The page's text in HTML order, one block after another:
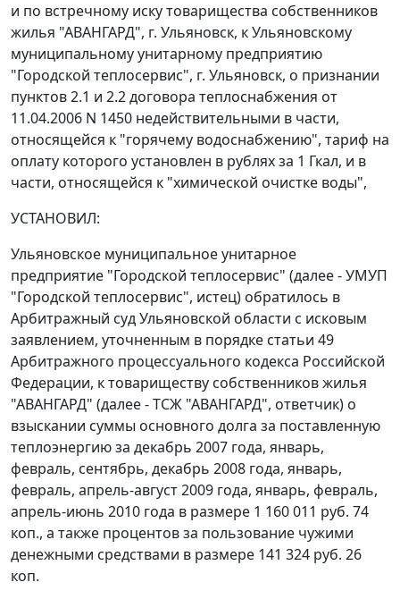
и по встречному иску товарищества собственников
жилья "АВАНГАРД", г. Ульяновск, к Ульяновскому
муниципальному унитарному предприятию
"Городской теплосервис", г. Ульяновск, о признании
пунктов 2.1 и 2.2 договора теплоснабжения от
11.04.2006 N 1450 недействительными в части,
относящейся к "горячему водоснабжению", тариф на
оплату которого установлен в рублях за 1 Гкал, и в
части, относящейся к "химической очистке воды",
УСТАНОВИЛ:
Ульяновское муниципальное унитарное
предприятие "Городской теплосервис" (далее - УМУП
"Городской теплосервис", истец) обратилось в
Арбитражный суд Ульяновской области с исковым
заявлением, уточненным в порядке статьи 49
Арбитражного процессуального кодекса Российской
Федерации, к товариществу собственников жилья
"АВАНГАРД" (далее - ТСЖ "АВАНГАРД", ответчик) о
взыскании суммы основного долга за поставленную
теплоэнергию за декабрь 2007 года, январь,
февраль, сентябрь, декабрь 2008 года, январь,
февраль, апрель-август 2009 года, январь, февраль,
апрель-июнь 2010 года в размере 1 160 011 руб. 74
коп., а также процентов за пользование чужими
денежными средствами в размере 141 324 руб. 26
коп.